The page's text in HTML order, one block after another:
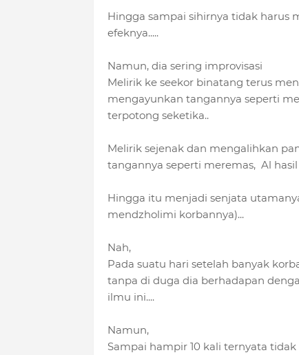
Hingga sampai sihirnya tidak harus
efeknya.....
Namun, dia sering improvisasi
Melirik ke seekor binatang terus
mengayunkan tangannya seperti
terpotong seketika..
Melirik sejenak dan mengalihkan
tangannya seperti meremas, Al
Hingga itu menjadi senjata
mendzholimi korbannya)...
Nah,
Pada suatu hari setelah banyak
tanpa di duga dia berhadapan
ilmu ini....
Namun,
Sampai hampir 10 kali ternyata